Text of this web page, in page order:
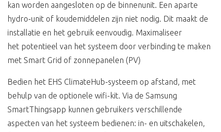
kan worden aangesloten op de binnenunit. Een aparte
hydro-unit of koudemiddelen zijn niet nodig. Dit maakt de
installatie en het gebruik eenvoudig. Maximaliseer
het potentieel van het systeem door verbinding te maken
met Smart Grid of zonnepanelen (PV)
Bedien het EHS ClimateHub-systeem op afstand, met
behulp van de optionele wifi-kit. Via de Samsung
SmartThingsapp kunnen gebruikers verschillende
aspecten van het systeem bedienen: in- en uitschakelen,